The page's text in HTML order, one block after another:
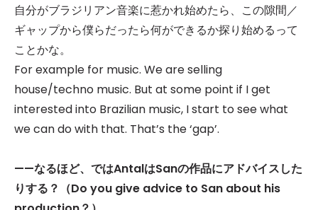
自分がブラジリアン音楽に惹かれ始めたら、この隙間／
ギャップから僕らだったら何ができるか探り始めるって
ことかな。
For example for music. We are selling
house/techno music. But at some point if I get
interested into Brazilian music, I start to see what
we can do with that. That’s the ‘gap’.
——なるほど、ではAntalはSanの作品にアドバイスした
りする？（Do you give advice to San about his